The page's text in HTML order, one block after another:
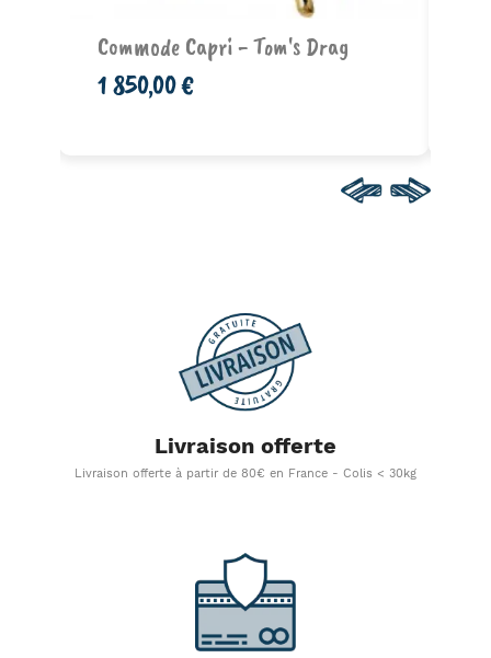
Commode Capri - Tom's Drag
1 850,00 €
Ajouter au panier
Livraison offerte
Livraison offerte à partir de 80€ en France - Colis < 30kg